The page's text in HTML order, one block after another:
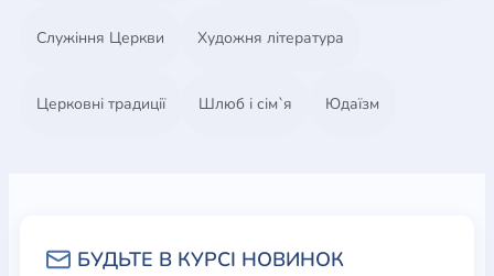
Служіння Церкви Художня література
Церковні традиції Шлюб і сім`я Юдаїзм